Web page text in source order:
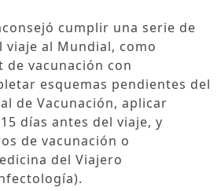
cumplir una serie de
viaje al Mundial, como
vacunación con
esquemas pendientes del
de Vacunación, aplicar
días antes del viaje, y
de vacunación o
del Viajero